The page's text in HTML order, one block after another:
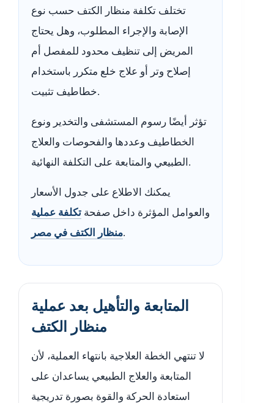
تختلف تكلفة منظار الكتف حسب نوع
الإصابة والإجراء المطلوب، وهل يحتاج
المريض إلى تنظيف محدود للمفصل أم
إصلاح وتر أو علاج خلع متكرر باستخدام
خطاطيف تثبيت.
تؤثر أيضًا رسوم المستشفى والتخدير ونوع
الخطاطيف وعددها والفحوصات والعلاج
الطبيعي والمتابعة على التكلفة النهائية.
يمكنك الاطلاع على جدول الأسعار
والعوامل المؤثرة داخل صفحة تكلفة عملية
منظار الكتف في مصر.
المتابعة والتأهيل بعد عملية
منظار الكتف
لا تنتهي الخطة العلاجية بانتهاء العملية، لأن
المتابعة والعلاج الطبيعي يساعدان على
استعادة الحركة والقوة بصورة تدريجية